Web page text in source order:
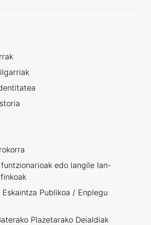
edo langile lan-
Eskaintza Publikoa / Enplegu
Plazetarako Deialdiak